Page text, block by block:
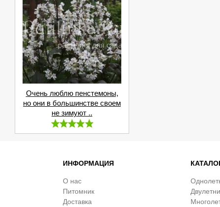
Очень люблю пенстемоны,
но они в большинстве своем
не зимуют ..
ИНФОРМАЦИЯ
О нас
Питомник
Доставка